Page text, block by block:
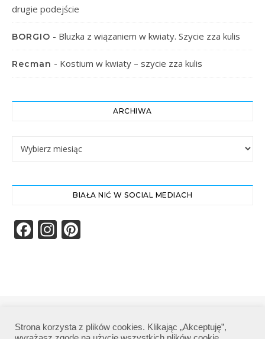
drugie podejście
BORGIO - Bluzka z wiązaniem w kwiaty. Szycie zza kulis
Recman - Kostium w kwiaty – szycie zza kulis
ARCHIWA
Archiwa
BIAŁA NIĆ W SOCIAL MEDIACH
Facebook
Instagram
Polityka prywatności
Strona korzysta z plików cookies. Klikając „Akceptuję”,